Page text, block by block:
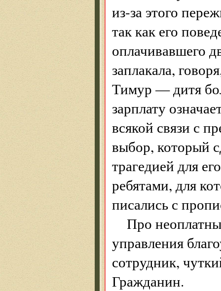
из-за этого
так как его
оплачивавшего
заплакала,
Тимур — дитя
зарплату
всякой связи с
выбор, который
трагедией для
ребятами, для
писались с
Про
управления
сотрудник,
Гражданин.